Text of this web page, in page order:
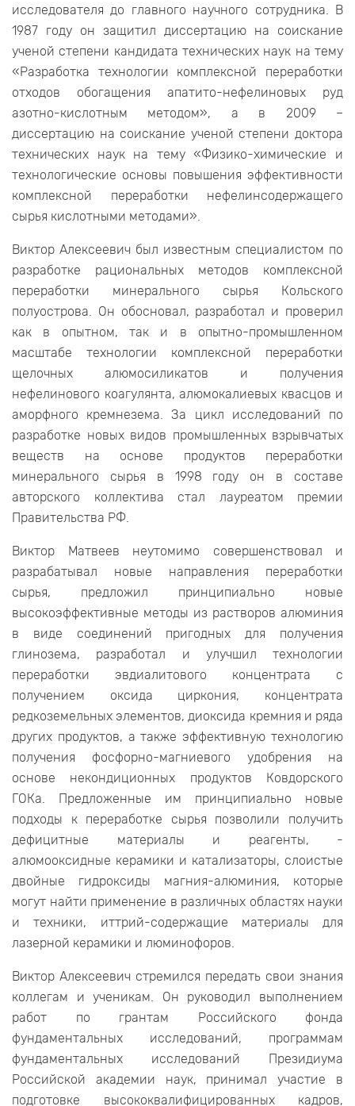
исследователя до главного научного сотрудника. В
1987 году он защитил диссертацию на соискание
ученой степени кандидата технических наук на тему
«Разработка технологии комплексной переработки
отходов обогащения апатито-нефелиновых руд
азотно-кислотным методом», а в 2009 –
диссертацию на соискание ученой степени доктора
технических наук на тему «Физико-химические и
технологические основы повышения эффективности
комплексной переработки нефелинсодержащего
сырья кислотными методами».
Виктор Алексеевич был известным специалистом по
разработке рациональных методов комплексной
переработки минерального сырья Кольского
полуострова. Он обосновал, разработал и проверил
как в опытном, так и в опытно-промышленном
масштабе технологии комплексной переработки
щелочных алюмосиликатов и получения
нефелинового коагулянта, алюмокалиевых квасцов и
аморфного кремнезема. За цикл исследований по
разработке новых видов промышленных взрывчатых
веществ на основе продуктов переработки
минерального сырья в 1998 году он в составе
авторского коллектива стал лауреатом премии
Правительства РФ.
Виктор Матвеев неутомимо совершенствовал и
разрабатывал новые направления переработки
сырья, предложил принципиально новые
высокоэффективные методы из растворов алюминия
в виде соединений пригодных для получения
глинозема, разработал и улучшил технологии
переработки эвдиалитового концентрата с
получением оксида циркония, концентрата
редкоземельных элементов, диоксида кремния и ряда
других продуктов, а также эффективную технологию
получения фосфорно-магниевого удобрения на
основе некондиционных продуктов Ковдорского
ГОКа. Предложенные им принципиально новые
подходы к переработке сырья позволили получить
дефицитные материалы и реагенты, -
алюмооксидные керамики и катализаторы, слоистые
двойные гидроксиды магния-алюминия, которые
могут найти применение в различных областях науки
и техники, иттрий-содержащие материалы для
лазерной керамики и люминофоров.
Виктор Алексеевич стремился передать свои знания
коллегам и ученикам. Он руководил выполнением
работ по грантам Российского фонда
фундаментальных исследований, программам
фундаментальных исследований Президиума
Российской академии наук, принимал участие в
подготовке высококвалифицированных кадров,